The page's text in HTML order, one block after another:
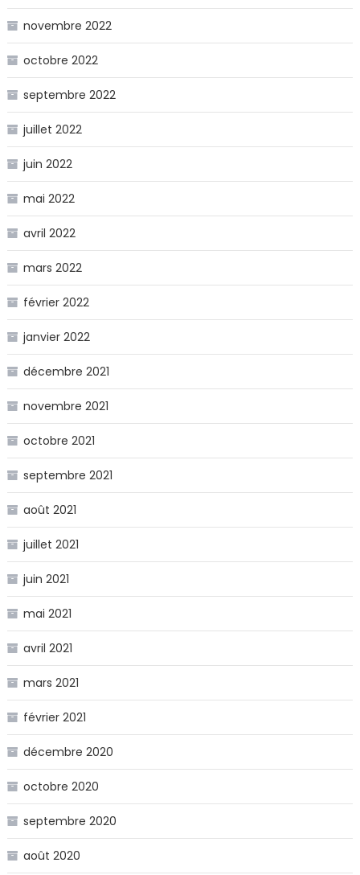
novembre 2022
octobre 2022
septembre 2022
juillet 2022
juin 2022
mai 2022
avril 2022
mars 2022
février 2022
janvier 2022
décembre 2021
novembre 2021
octobre 2021
septembre 2021
août 2021
juillet 2021
juin 2021
mai 2021
avril 2021
mars 2021
février 2021
décembre 2020
octobre 2020
septembre 2020
août 2020